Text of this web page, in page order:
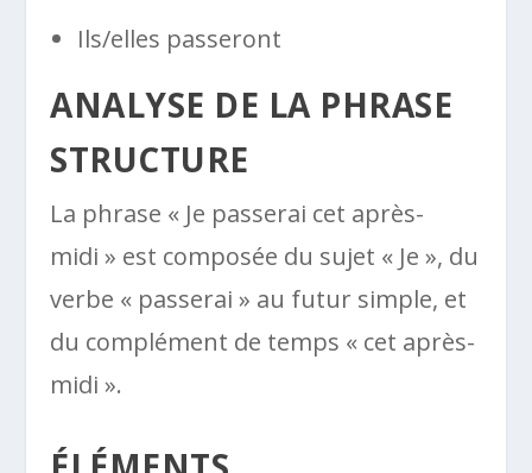
Ils/elles passeront
ANALYSE DE LA PHRASE
STRUCTURE
La phrase « Je passerai cet après-
midi » est composée du sujet « Je », du
verbe « passerai » au futur simple, et
du complément de temps « cet après-
midi ».